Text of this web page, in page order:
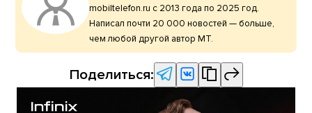
mobiltelefon.ru с 2013 года по 2025 год.
Написал почти 20 000 новостей — больше,
чем любой другой автор МТ.
Поделиться: